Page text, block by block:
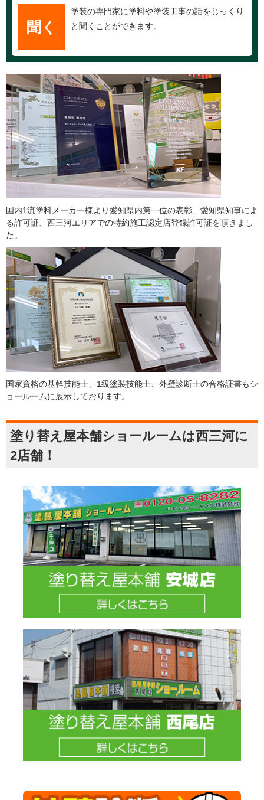
聞く
塗装の専門家に塗料や塗装工事の話をじっくり
と聞くことができます。
国内1流塗料メーカー様より愛知県内第一位の表彰、愛知県知事によ
る許可証、西三河エリアでの特約施工認定店登録許可証を頂きまし
た。
国家資格の基幹技能士、1級塗装技能士、外壁診断士の合格証書もシ
ョールームに展示しております。
塗り替え屋本舗ショールームは西三河に
2店舗！